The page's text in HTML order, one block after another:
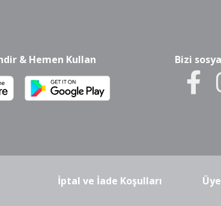
& Hemen Kullan Bizi
İptal ve İade Koşulları